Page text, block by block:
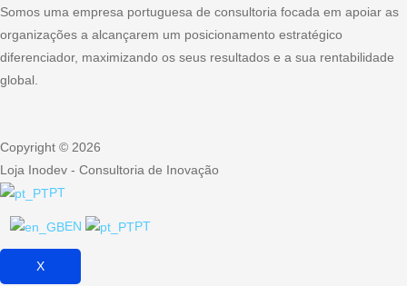
Somos uma empresa portuguesa de consultoria focada em apoiar as
organizações a alcançarem um posicionamento estratégico
diferenciador, maximizando os seus resultados e a sua rentabilidade
global.
Copyright © 2026
Loja Inodev - Consultoria de Inovação
PT
EN PT
X